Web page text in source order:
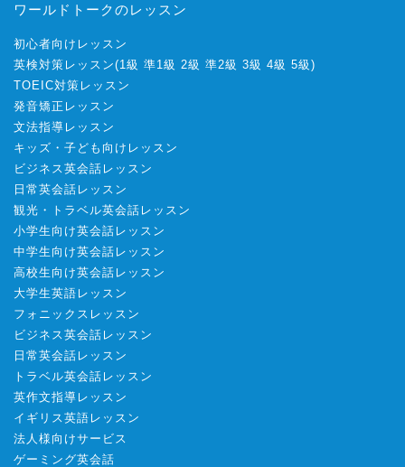
ワールドトークのレッスン
初心者向けレッスン
英検対策レッスン(1級 準1級 2級 準2級 3級 4級 5級 )
TOEIC対策レッスン
発音矯正レッスン
文法指導レッスン
キッズ・子ども向けレッスン
ビジネス英会話レッスン
日常英会話レッスン
観光・トラベル英会話レッスン
小学生向け英会話レッスン
中学生向け英会話レッスン
高校生向け英会話レッスン
大学生英語レッスン
フォニックスレッスン
ビジネス英会話レッスン
日常英会話レッスン
トラベル英会話レッスン
英作文指導レッスン
イギリス英語レッスン
法人様向けサービス
ゲーミング英会話